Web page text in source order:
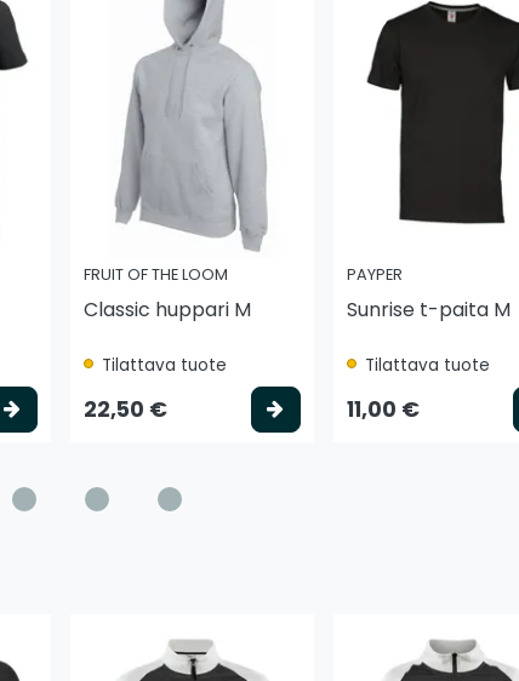
Valitse vaihtoehto
FRUIT OF THE LOOM
Classic huppari M
Tilattava tuote
22,50 € Valitse vaihtoehto
PAYPER
Sunrise t-paita M
Tilattava tuote
11,00 €